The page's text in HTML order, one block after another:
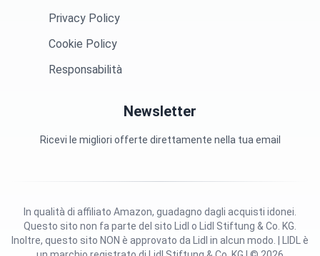
Privacy Policy
Cookie Policy
Responsabilità
Newsletter
Ricevi le migliori offerte direttamente nella tua email
Questo sito non fa parte del sito Lidl o Lidl Stiftung & Co. KG.
Inoltre, questo sito NON è approvato da Lidl in alcun modo. | LIDL è
In qualità di affiliato Amazon, guadagno dagli acquisti idonei.